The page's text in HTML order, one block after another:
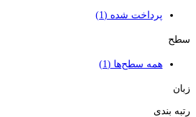
پرداخت شده (1)
سطح
همه سطح‌ها (1)
زبان
رتبه بندی